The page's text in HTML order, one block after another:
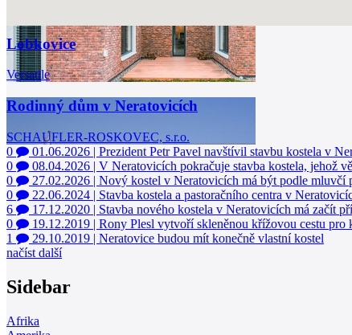
Lobkovice
Versatile
Rodinný dům v Neratovicích
SCHAUFLER-ROSKOVEC, s.r.o.
0
01.06.2026 | Prezident Petr Pavel navštívil stavbu kostela v
0
08.04.2026 | V Neratovicích pokračuje stavba kostela, jehož
0
27.02.2026 | Nový kostel v Neratovicích má být podle mluvčí
0
22.06.2024 | Stavba kostela a pastoračního centra v
6
17.12.2020 | Stavba nového kostela v Neratovicích má začít
0
19.12.2019 | Rony Plesl vytvoří skleněnou křížovou cestu pro
1
29.10.2019 | Neratovice budou mít konečně vlastní kostel
načíst další
Sidebar
Afrika